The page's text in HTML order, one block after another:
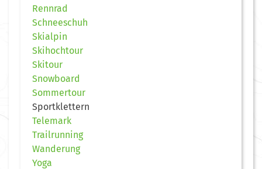
Rennrad
Schneeschuh
Skialpin
Skihochtour
Skitour
Snowboard
Sommertour
Sportklettern
Telemark
Trailrunning
Wanderung
Yoga